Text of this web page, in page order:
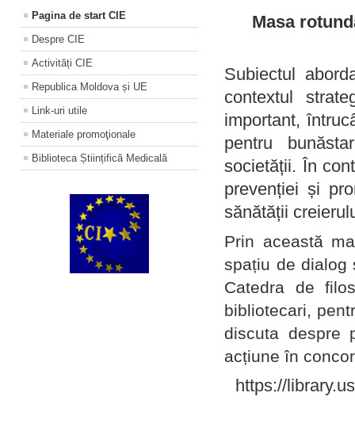
Pagina de start CIE
Despre CIE
Activități CIE
Republica Moldova și UE
Link-uri utile
Materiale promoţionale
Biblioteca Științifică Medicală
Masa
Subiectul
contextul
important,
pentru
societății. În
prevenției și
sănătății
Prin această
spațiu de dialog
Catedra de
bibliotecari,
discuta despre
acțiune în
https://